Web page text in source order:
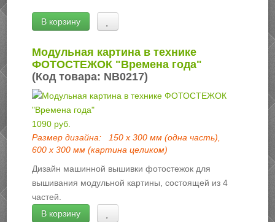
В корзину
Модульная картина в технике
ФОТОСТЕЖОК "Времена года"
(Код товара: NB0217)
1090 руб.
Размер дизайна:
150 х 300 мм (одна часть),
600 х 300 мм (картина целиком)
Дизайн машинной вышивки фотостежок для
вышивания модульной картины, состоящей из 4
частей.
В корзину